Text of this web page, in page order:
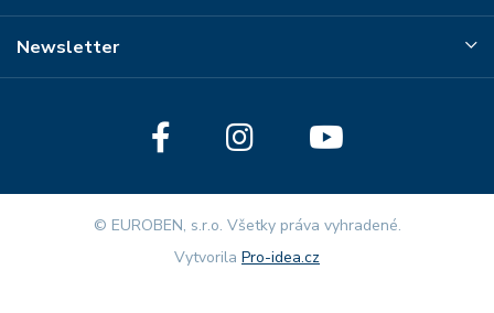
Newsletter
© EUROBEN, s.r.o. Všetky práva vyhradené.
Vytvorila Pro-idea.cz